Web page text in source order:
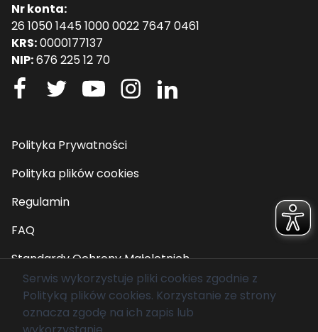
Nr konta:
26 1050 1445 1000 0022 7647 0461
KRS:0000177137
NIP:676 225 12 70
Polityka Prywatności
Polityka plików cookies
Regulamin
FAQ
Standardy Ochrony Małoletnich
© 2026 Fundacja Mam Marzenie. Wszelkie prawa
zastrzeżone.
Serwis wykorzystuje pliki cookies zgodnie z
Polityką plików cookies. Korzystanie ze strony
oznacza zgodę na ich zapis lub